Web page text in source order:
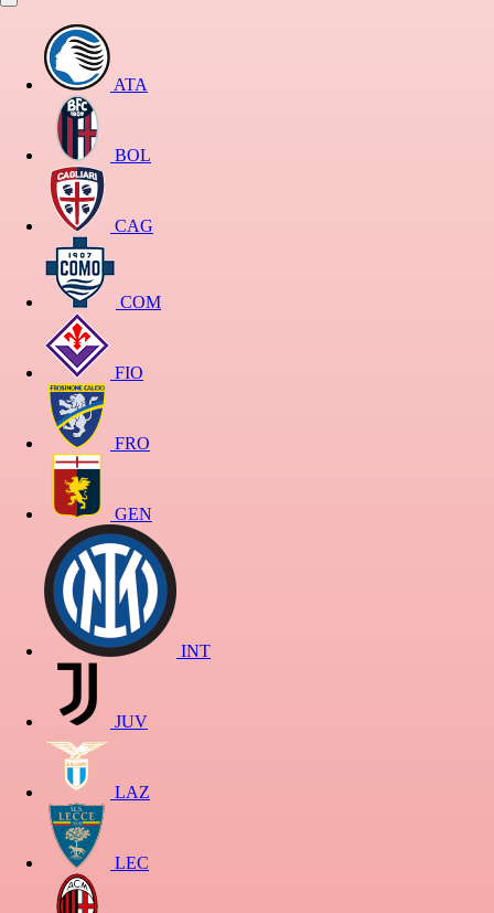
ATA
BOL
CAG
COM
FIO
FRO
GEN
INT
JUV
LAZ
LEC